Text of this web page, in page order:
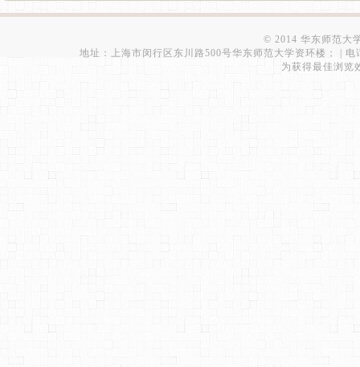
© 2014 华东师范大
地址：上海市闵行区东川路500号华东师范大学资环楼； |
为获得最佳浏览